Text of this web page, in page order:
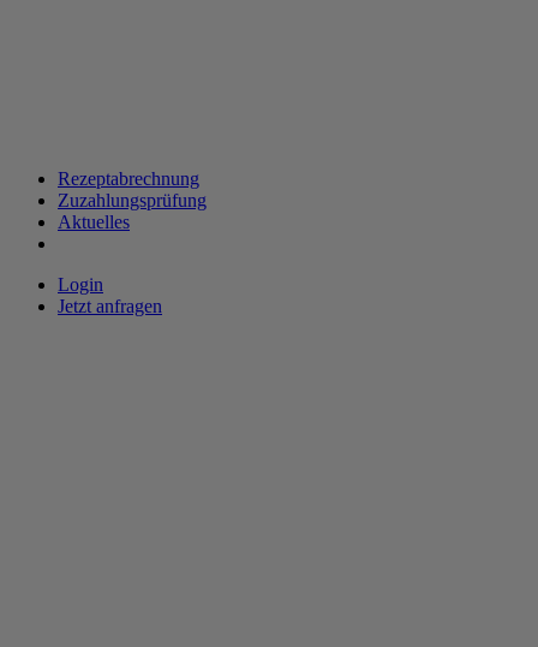
Rezeptabrechnung
Zuzahlungsprüfung
Aktuelles
Login
Jetzt anfragen